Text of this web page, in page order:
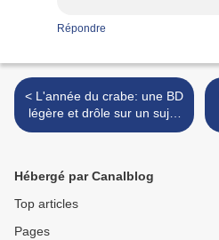
Répondre
< L'année du crabe: une BD
légère et drôle sur un sujet
terrible
Hébergé par Canalblog
Top articles
Pages